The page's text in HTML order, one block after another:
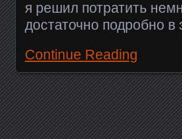
я решил потратить
достаточно подробно в
Continue Reading